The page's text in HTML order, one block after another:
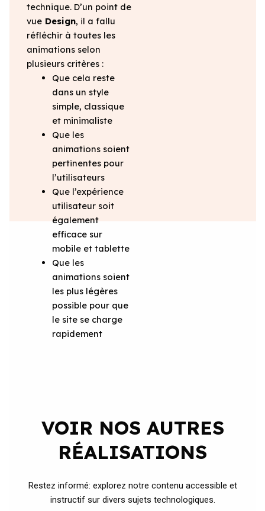
technique. D’un point de
vueDesign, il a fallu
réfléchir à toutes les
animations selon
plusieurs critères :
Que cela reste
dans un style
simple, classique
et minimaliste
Que les
animations soient
pertinentes pour
l’utilisateurs
Que l’expérience
utilisateur soit
également
efficace sur
mobile et tablette
Que les
animations soient
les plus légères
possible pour que
le site se charge
rapidement
VOIR NOS AUTRES
RÉALISATIONS
Restez informé: explorez notre contenu accessible et
instructif sur divers sujets technologiques.